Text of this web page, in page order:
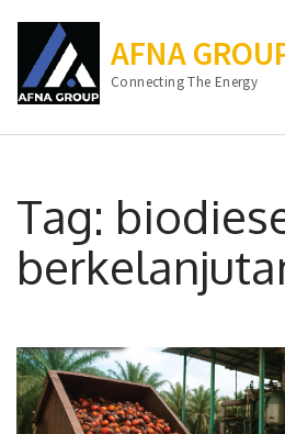
konten
(Tekan
AFNA
Connecting The Energy
Tag: